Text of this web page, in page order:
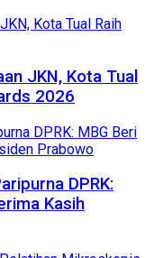
JKN, Kota Tual
2026
DPRK:
Kasih